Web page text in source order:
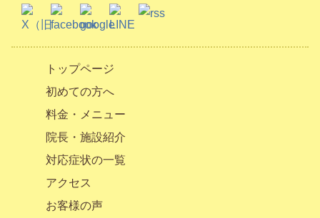
トップページ
初めての方へ
料金・メニュー
院長・施設紹介
対応症状の一覧
アクセス
お客様の声